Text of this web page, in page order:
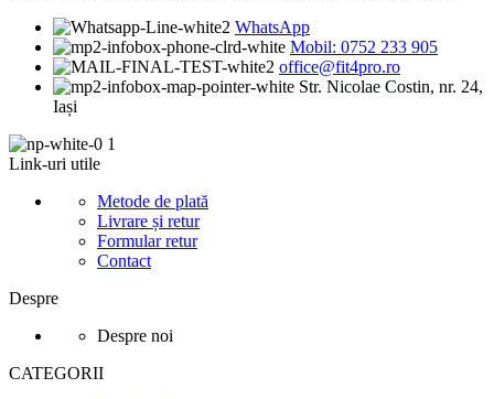
WhatsApp
Mobil: 0752 233 905
office@fit4pro.ro
Str. Nicolae Costin, nr. 24,
Iași
Link-uri utile
Metode de plată
Livrare și retur
Formular retur
Contact
Despre
Despre noi
CATEGORII